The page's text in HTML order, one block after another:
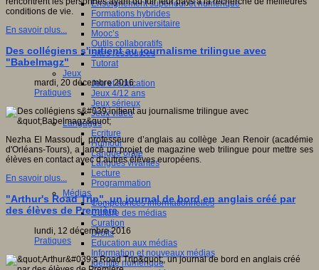
Enseignement supérieur et numérique
Formations hybrides
Formation universitaire
Mooc’s
Outils collaboratifs
Sites ressources
Tutorat
Jeux
Jeu et éducation
Jeux 4/12 ans
Jeux sérieux
Jeux vidéo
Langages
Ecriture
Humour
Langue orale
Langues vivantes
Lecture
Programmation
Médias
Compétences informationnelles
Culture des médias
Curation
Droits
Education aux médias
Information et nouveaux médias
Identité numérique
conditions de vie.
En savoir plus...
Des collégiens s'initient au journalisme trilingue avec
"Babelmagz"
mardi, 20 décembre 2016
Pratiques
Nezha El Massoudi, professeure d’anglais au collège Jean Renoir (académie
d'Orléans-Tours), a lancé un projet de magazine web trilingue pour mettre ses
élèves en contact avec d’autres élèves européens.
En savoir plus...
"Arthur's Road Trip", un journal de bord en anglais créé par
des élèves de Première
lundi, 12 décembre 2016
Pratiques